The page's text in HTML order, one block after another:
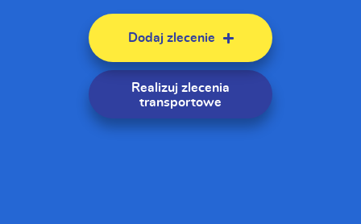
Dodaj zlecenie
Realizuj zlecenia
transportowe